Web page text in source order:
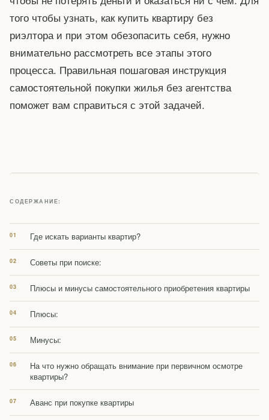
того чтобы узнать, как купить квартиру без
риэлтора и при этом обезопасить себя, нужно
внимательно рассмотреть все этапы этого
процесса. Правильная пошаговая инструкция
самостоятельной покупки жилья без агентства
поможет вам справиться с этой задачей.
СОДЕРЖАНИЕ:
Где искать варианты квартир?
Советы при поиске:
Плюсы и минусы самостоятельного приобретения квартиры
Плюсы:
Минусы:
На что нужно обращать внимание при первичном осмотре
квартиры?
Аванс при покупке квартиры